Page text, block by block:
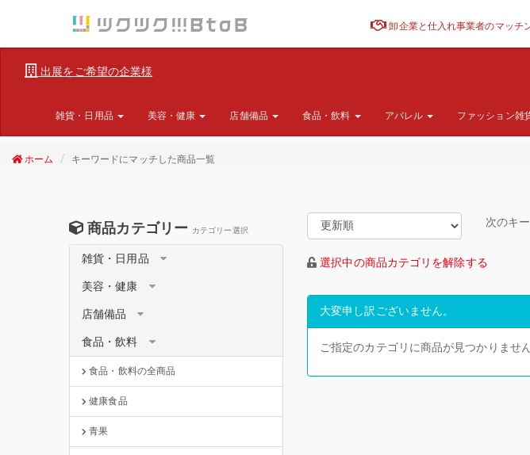
卸企業と仕入れ事業者のマッチ
出展をご希望の企業様
雑貨・日用品 美容・健康 店舗備品 食品・飲料 アパレル ファッション雑
ホーム キーワードにマッチした商品一覧
商品カテゴリー カテゴリー選択
雑貨・日用品
美容・健康
店舗備品
食品・飲料
食品・飲料の全商品
健康食品
青果
次のキ
選択中の商品カテゴリを解除する
大変申し訳ございません。
ご指定のカテゴリに商品が見つかりませ